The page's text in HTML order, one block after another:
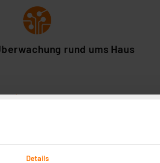
Details
rund ums Haus